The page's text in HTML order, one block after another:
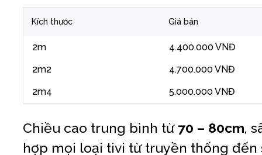
Kích thước Giá bán
2m
4.400.000 VNĐ
2m2
4.700.000 VNĐ
2m4
5.000.000 VNĐ
Chiều cao trung bình từ 70 – 80cm,
hợp mọi loại tivi từ truyền thống đến